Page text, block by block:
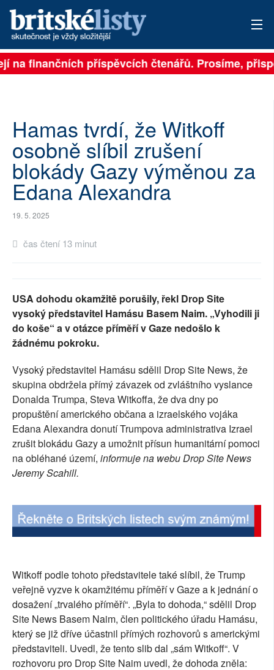
PŘIHLÁSIT
ARCHIV
ROZHOVORY
TÉMATA
RUBRIKY
PLNÁ VERZE STRÁNEK
finančních příspěvcích čtenářů. Prosíme,
Hamas tvrdí, že Witkoff
osobně slíbil zrušení
blokády Gazy výměnou za
Edana Alexandra
19. 5. 2025
čas čtení 13 minut
USA dohodu okamžitě porušily, řekl Drop Site
vysoký představitel Hamásu Basem Naim. „Vyhodili ji
do koše“ a v otázce příměří v Gaze nedošlo k
žádnému pokroku.
Vysoký představitel Hamásu sdělil Drop Site News, že
skupina obdržela přímý závazek od zvláštního vyslance
Donalda Trumpa, Steva Witkoffa, že dva dny po
propuštění amerického občana a izraelského vojáka
Edana Alexandra donutí Trumpova administrativa Izrael
zrušit blokádu Gazy a umožnit přísun humanitární pomoci
na obléhané území, informuje na webu Drop Site News
Jeremy Scahill.
Witkoff podle tohoto představitele také slíbil, že Trump
veřejně vyzve k okamžitému příměří v Gaze a k jednání o
dosažení „trvalého příměří“. „Byla to dohoda,“ sdělil Drop
Site News Basem Naim, člen politického úřadu Hamásu,
který se již dříve účastnil přímých rozhovorů s americkými
představiteli. Uvedl, že tento slib dal „sám Witkoff“. V
rozhovoru pro Drop Site Naim uvedl, že dohoda zněla: